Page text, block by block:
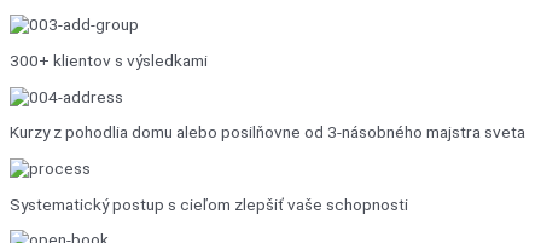
300+ klientov s výsledkami
Kurzy z pohodlia domu alebo posilňovne od 3-násobného majstra sveta
Systematický postup s cieľom zlepšiť vaše schopnosti